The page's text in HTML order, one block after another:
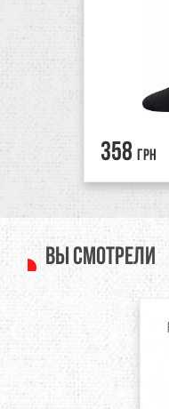
358 грн
Вы смотрели